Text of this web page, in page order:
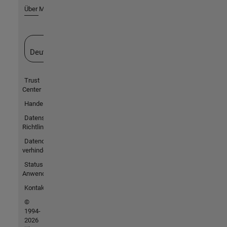
Über MathWorks
Deutschland
Trust
Center
Handelsmarken
Datenschutz-
Richtlinien
Datendiebstahl
verhindern
Status von
Anwendungen
Kontakt
©
1994-
2026